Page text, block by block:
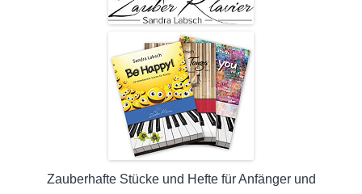
Zauberhafte Stücke und Hefte für Anfänger und